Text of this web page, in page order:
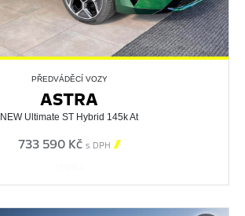
PŘEDVÁDĚCÍ VOZY
ASTRA
NEW Ultimate ST Hybrid 145k At
733 590 Kč s DPH 